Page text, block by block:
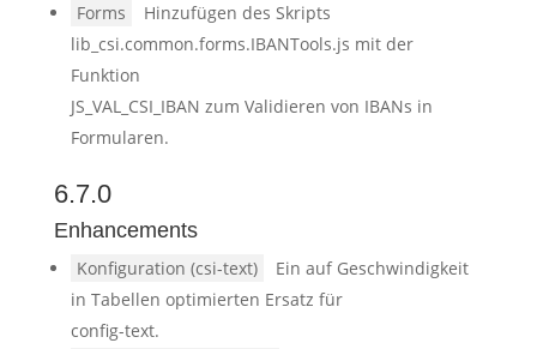
Forms
Hinzufügen des Skripts
lib_csi.common.forms.IBANTools.js mit der
Funktion
JS_VAL_CSI_IBAN zum Validieren von IBANs in
Formularen.
6.7.0
Enhancements
Konfiguration (csi-text)
Ein auf Geschwindigkeit
in Tabellen optimierten Ersatz für
config-text.